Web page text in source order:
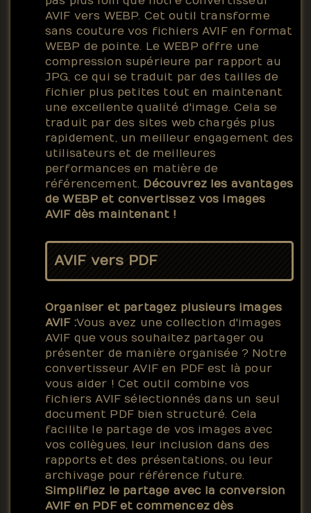
AVIF vers WEBP. Cet outil transforme
sans couture vos fichiers AVIF en format
WEBP de pointe. Le WEBP offre une
compression supérieure par rapport au
JPG, ce qui se traduit par des tailles de
fichier plus petites tout en maintenant
une excellente qualité d'image. Cela se
traduit par des sites web chargés plus
rapidement, un meilleur engagement des
utilisateurs et de meilleures
performances en matière de
référencement. Découvrez les avantages
de WEBP et convertissez vos images
AVIF dès maintenant !
AVIF vers PDF
Organiser et partagez plusieurs images
AVIF :Vous avez une collection d'images
AVIF que vous souhaitez partager ou
présenter de manière organisée ? Notre
convertisseur AVIF en PDF est là pour
vous aider ! Cet outil combine vos
fichiers AVIF sélectionnés dans un seul
document PDF bien structuré. Cela
facilite le partage de vos images avec
vos collègues, leur inclusion dans des
rapports et des présentations, ou leur
archivage pour référence future.
Simplifiez le partage avec la conversion
AVIF en PDF et commencez dès